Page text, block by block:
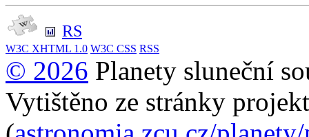
RS
W3C XHTML 1.0 W3C CSS RSS
© 2026 Planety sluneční
Vytištěno ze stránky